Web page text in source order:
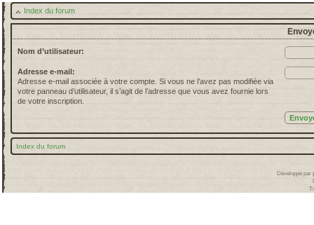
Index du forum
Nom d’utilisateur:
Adresse e-mail:
Adresse e-mail associée à votre compte. Si vous ne l’avez pas modifiée via
votre panneau d’utilisateur, il s’agit de l’adresse que vous avez fournie lors
de votre inscription.
Index du forum
Développé par